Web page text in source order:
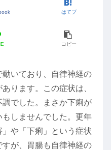
はてブ
コピー
いており、自律神経の
ります。この症状は、
でした。まさか下痢が
しませんでした。更年
や「下痢」という症状
が、胃腸も自律神経の